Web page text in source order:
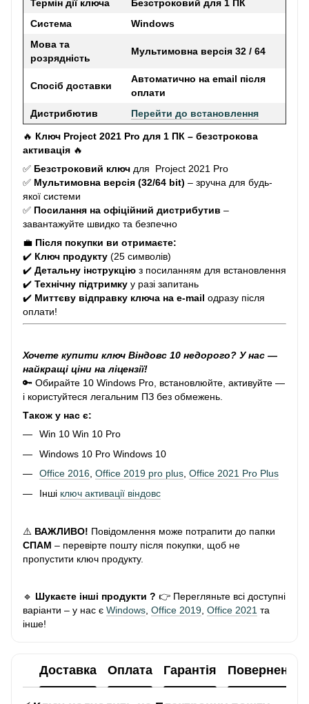
Термін дії ключа
Безстроковий для 1 ПК
Система
Windows
Мова та
розрядність
Мультимовна версія 32 / 64
Спосіб доставки
Автоматично на еmail після
оплати
Дистрибютив
Перейти до встановлення
🔥 Ключ Project 2021 Pro для 1 ПК – безстрокова
активація 🔥
✅ Безстроковий ключ для Project 2021 Pro
✅ Мультимовна версія (32/64 bit) – зручна для будь-
якої системи
✅ Посилання на офіційний дистрибутив –
завантажуйте швидко та безпечно
💼 Після покупки ви отримаєте:
✔️ Ключ продукту (25 символів)
✔️ Детальну інструкцію з посиланням для встановлення
✔️ Технічну підтримку у разі запитань
✔️ Миттєву відправку ключа на e-mail одразу після
оплати!
Хочете купити ключ Віндовс 10 недорого? У нас —
найкращі ціни на ліцензії!
🔑 Обирайте 10 Windows Pro, встановлюйте, активуйте —
і користуйтеся легальним ПЗ без обмежень.
Також у нас є:
Win 10 Win 10 Pro
Windows 10 Pro Windows 10
Office 2016 Office 2019 pro plus Office 2021 Pro Plus
Інші ключ активації віндовс
⚠️ ВАЖЛИВО! Повідомлення може потрапити до папки
СПАМ – перевірте пошту після покупки, щоб не
пропустити ключ продукту.
🔹 Шукаєте інші продукти ? 👉 Перегляньте всі доступні
варіанти – у нас є Windows Office 2019 Office 2021 та
інше!
Доставка Оплата Гарантія Повернення